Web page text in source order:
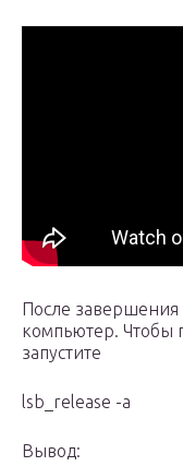
После завершения
компьютер. Чтобы
запустите
lsb_release -a
Вывод: